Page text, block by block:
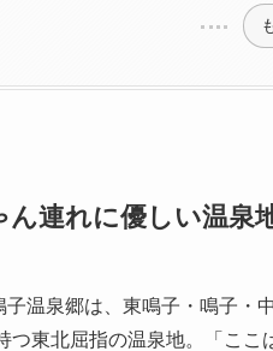
ん連れに優しい温泉
温泉郷は、東鳴子・鳴子・
つ東北屈指の温泉地。「こ